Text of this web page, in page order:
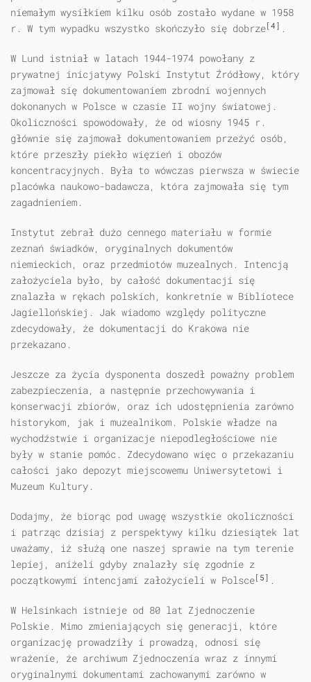
niemałym wysiłkiem kilku osób zostało wydane w 1958
r. W tym wypadku wszystko skończyło się dobrze[4] .
W Lund istniał w latach 1944-1974 powołany z
prywatnej inicjatywy Polski Instytut Źródłowy, który
zajmował się dokumentowaniem zbrodni wojennych
dokonanych w Polsce w czasie II wojny światowej.
Okoliczności spowodowały, że od wiosny 1945 r.
głównie się zajmował dokumentowaniem przeżyć osób,
które przeszły piekło więzień i obozów
koncentracyjnych. Była to wówczas pierwsza w świecie
placówka naukowo-badawcza, która zajmowała się tym
zagadnieniem.
Instytut zebrał dużo cennego materiału w formie
zeznań świadków, oryginalnych dokumentów
niemieckich, oraz przedmiotów muzealnych. Intencją
założyciela było, by całość dokumentacji się
znalazła w rękach polskich, konkretnie w Bibliotece
Jagiellońskiej. Jak wiadomo względy polityczne
zdecydowały, że dokumentacji do Krakowa nie
przekazano.
Jeszcze za życia dysponenta doszedł poważny problem
zabezpieczenia, a następnie przechowywania i
konserwacji zbiorów, oraz ich udostępnienia zarówno
historykom, jak i muzealnikom. Polskie władze na
wychodźstwie i organizacje niepodległościowe nie
były w stanie pomóc. Zdecydowano więc o przekazaniu
całości jako depozyt miejscowemu Uniwersytetowi i
Muzeum Kultury.
Dodajmy, że biorąc pod uwagę wszystkie okoliczności
i patrząc dzisiaj z perspektywy kilku dziesiątek lat
uważamy, iż służą one naszej sprawie na tym terenie
lepiej, aniżeli gdyby znalazły się zgodnie z
początkowymi intencjami założycieli w Polsce[5] .
W Helsinkach istnieje od 80 lat Zjednoczenie
Polskie. Mimo zmieniających się generacji, które
organizację prowadziły i prowadzą, odnosi się
wrażenie, że archiwum Zjednoczenia wraz z innymi
oryginalnymi dokumentami zachowanymi zarówno w